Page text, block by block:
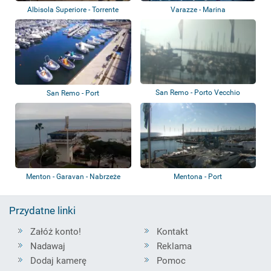
Albisola Superiore - Torrente
Sansobbia
Varazze - Marina
San Remo - Port San Remo - Porto Vecchio
Menton - Garavan - Nabrzeże Mentona - Port
Przydatne linki
Załóż konto!
Nadawaj
Dodaj kamerę
Kontakt
Reklama
Pomoc